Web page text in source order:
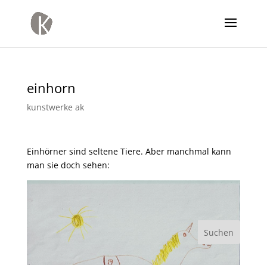
einhorn
kunstwerke ak
Einhörner sind seltene Tiere. Aber manchmal kann
man sie doch sehen: